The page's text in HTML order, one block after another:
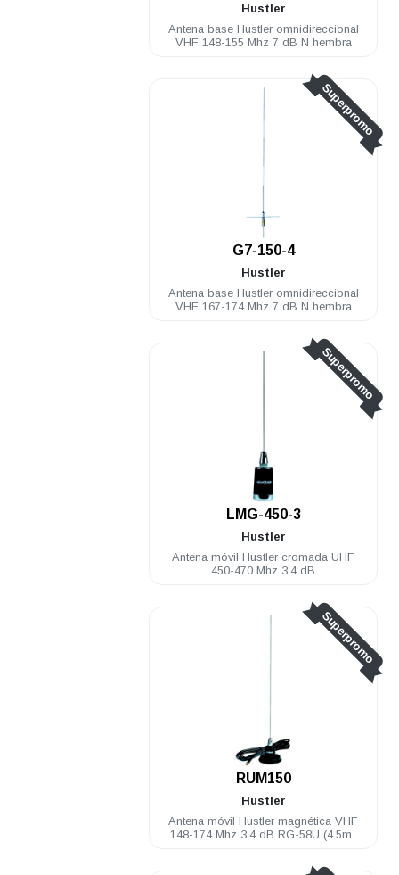
Hustler
Antena base Hustler omnidireccional
VHF 148-155 Mhz 7 dB N hembra
Superpromo
G7-150-4
Hustler
Antena base Hustler omnidireccional
VHF 167-174 Mhz 7 dB N hembra
Superpromo
LMG-450-3
Hustler
Antena móvil Hustler cromada UHF
450-470 Mhz 3.4 dB
Superpromo
RUM150
Hustler
Antena móvil Hustler magnética VHF
148-174 Mhz 3.4 dB RG-58U (4.5m)